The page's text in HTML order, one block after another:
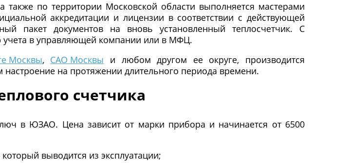
по территории Московской области выполняется мастерами
аккредитации и лицензии в соответствии с действующей
пакет документов на вновь установленный теплосчетчик. С
учета в управляющей компании или в МФЦ.
Москвы, САО Москвы и любом другом ее округе, производится
на протяжении длительного периода времени.
счетчика
в ЮЗАО. Цена зависит от марки прибора и начинается от 6500
выводится из эксплуатации;